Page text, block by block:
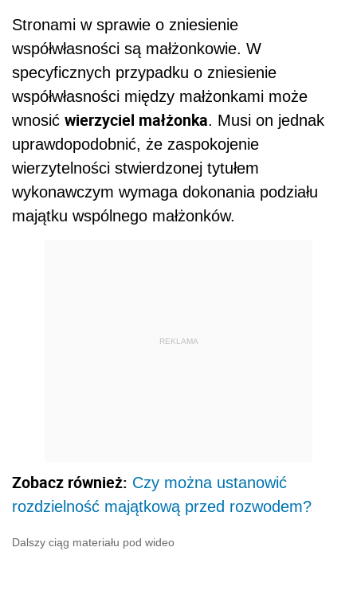
Stronami w sprawie o zniesienie
współwłasności są małżonkowie. W
specyficznych przypadku o zniesienie
współwłasności między małżonkami może
wnosić wierzyciel małżonka. Musi on jednak
uprawdopodobnić, że zaspokojenie
wierzytelności stwierdzonej tytułem
wykonawczym wymaga dokonania podziału
majątku wspólnego małżonków.
REKLAMA
Zobacz również: Czy można ustanowić
rozdzielność majątkową przed rozwodem?
Dalszy ciąg materiału pod wideo